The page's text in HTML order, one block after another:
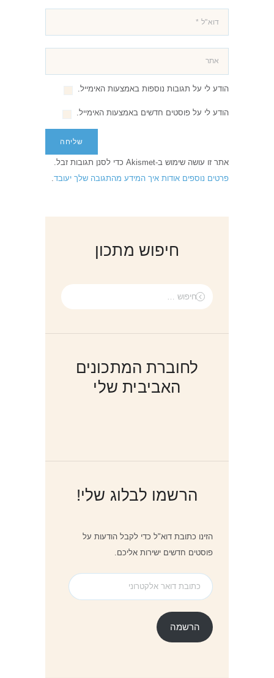
הודע לי על תגובות נוספות באמצעות האימייל.
הודע לי על פוסטים חדשים באמצעות האימייל.
אתר זו עושה שימוש ב-Akismet כדי לסנן תגובות זבל.
פרטים נוספים אודות איך המידע מהתגובה שלך יעובד
חיפוש מתכון
חיפוש:
לחוברת המתכונים
האביבית שלי
הרשמו לבלוג שלי!
הזינו כתובת דוא"ל כדי לקבל הודעות על
פוסטים חדשים ישירות אליכם.
כתובת
דואר
אלקטרוני
הרשמה